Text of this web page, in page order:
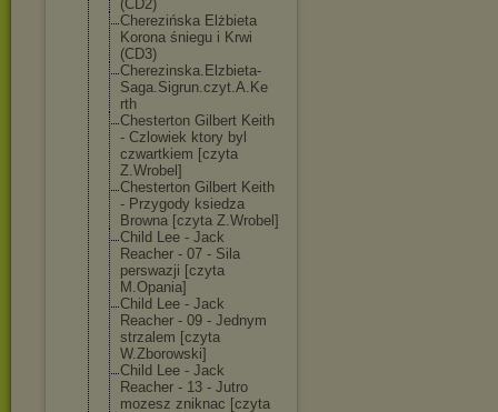
(CD2)
Cherezińska Elżbieta
Korona śniegu i Krwi
(CD3)
Cherezinska.El zbieta-
Saga.Sigrun.czyt.A.Ke
rth
Chesterton Gilbert Keith
- Czlowiek ktory byl
czwartkiem [czyta
Z.Wrobel]
Chesterton Gilbert Keith
- Przygody ksiedza
Browna [czyta Z.Wrobel]
Child Lee - Jack
Reacher - 07 - Sila
perswazji [czyta
M.Opania]
Child Lee - Jack
Reacher - 09 - Jednym
strzalem [czyta
W.Zborowski]
Child Lee - Jack
Reacher - 13 - Jutro
mozesz zniknac [czyta